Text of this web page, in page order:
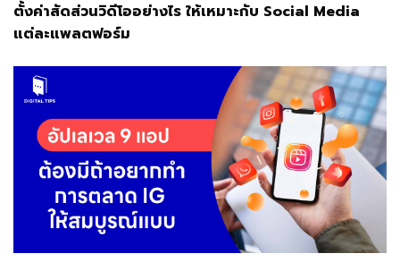
ตั้งค่าสัดส่วนวิดีโออย่างไร ให้เหมาะกับ Social Media
แต่ละแพลตฟอร์ม